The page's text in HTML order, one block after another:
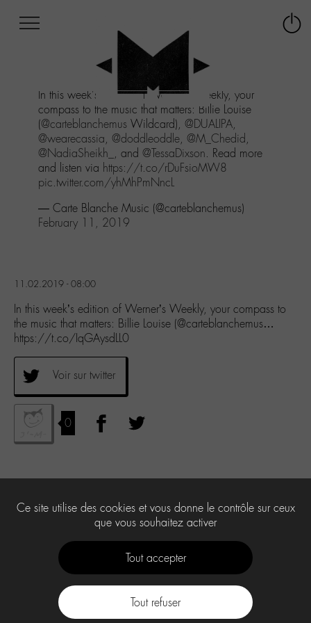
menu
Aller
au
contenu
Aller
recherche
In this week's edition of Werner's Weekly, your
compass to the music that matters: Billie Louise
(@carteblanchemus Wildcard), @DUALIPA,
@wearecassia, @doddleoddle, @M_Chedid,
@NadiaSheikh_ , and @TessaDixson. Read more
and listen via https://t.co/rDuFsioMW8
pic.twitter.com/yhMhPmNncL
— Carte Blanche Music (@carteblanchemus)
February 11, 2019
11.02.2019 - 08:00
In this week’s edition of Werner’s Weekly, your compass to
the music that matters: Billie Louise (@carteblanchemus…
https://t.co/IqGAysdLL0
Voir sur twitter
0
Ce site utilise des cookies et vous donne le contrôle sur ceux
que vous souhaitez activer
Tout accepter
Tout refuser